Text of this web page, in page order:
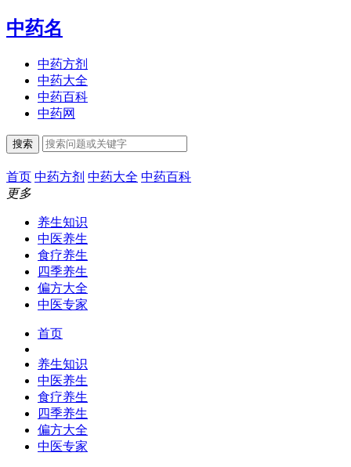
中药名
中药方剂
中药大全
中药百科
中药网
搜索
首页 中药方剂 中药大全 中药百科
更多
养生知识
中医养生
食疗养生
四季养生
偏方大全
中医专家
首页
养生知识
中医养生
食疗养生
四季养生
偏方大全
中医专家